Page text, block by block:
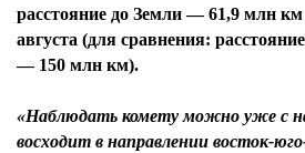
расстояние до Земли — 61,9 млн
августа (для сравнения:
— 150 млн км).
«Наблюдать комету можно уже с
восходит в направлении восток-